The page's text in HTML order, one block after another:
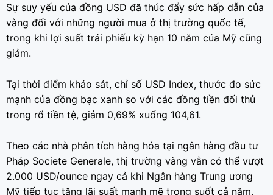
Sự suy yếu của đồng USD đã thúc đẩy sức hấp dẫn của
vàng đối với những người mua ở thị trường quốc tế,
trong khi lợi suất trái phiếu kỳ hạn 10 năm của Mỹ cũng
giảm.
Tại thời điểm khảo sát, chỉ số USD Index, thước đo sức
mạnh của đồng bạc xanh so với các đồng tiền đối thủ
trong rổ tiền tệ, giảm 0,69% xuống 104,61.
Theo các nhà phân tích hàng hóa tại ngân hàng đầu tư
Pháp Societe Generale, thị trường vàng vẫn có thể vượt
2.000 USD/ounce ngay cả khi Ngân hàng Trung ương
Mỹ tiếp tục tăng lãi suất mạnh mẽ trong suốt cả năm.